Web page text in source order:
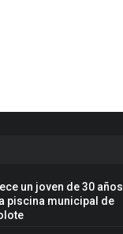
un joven de 30 años
piscina municipal de